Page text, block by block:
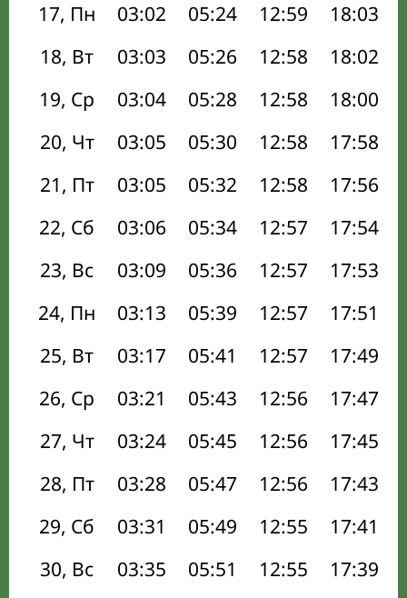
17, Пн
03:02 05:24 12:59 18:03
18, Вт
03:03 05:26 12:58 18:02
19, Ср
03:04 05:28 12:58 18:00
20, Чт
03:05 05:30 12:58 17:58
21, Пт
03:05 05:32 12:58 17:56
22, Сб
03:06 05:34 12:57 17:54
23, Вс
03:09 05:36 12:57 17:53
24, Пн
03:13 05:39 12:57 17:51
25, Вт
03:17 05:41 12:57 17:49
26, Ср
03:21 05:43 12:56 17:47
27, Чт
03:24 05:45 12:56 17:45
28, Пт
03:28 05:47 12:56 17:43
29, Сб
03:31 05:49 12:55 17:41
30, Вс
03:35 05:51 12:55 17:39